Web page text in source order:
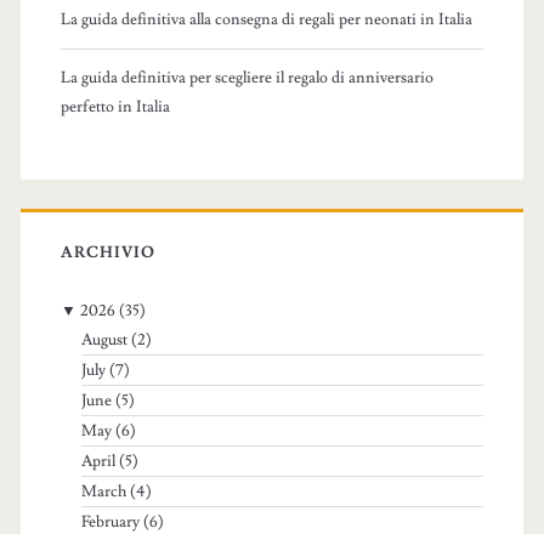
La guida definitiva alla consegna di regali per neonati in Italia
La guida definitiva per scegliere il regalo di anniversario
perfetto in Italia
ARCHIVIO
▼ 2026 (35)
August (2)
July (7)
June (5)
May (6)
April (5)
March (4)
February (6)